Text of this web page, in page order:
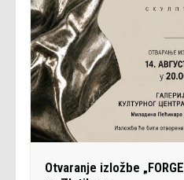
Otvaranje izložbe